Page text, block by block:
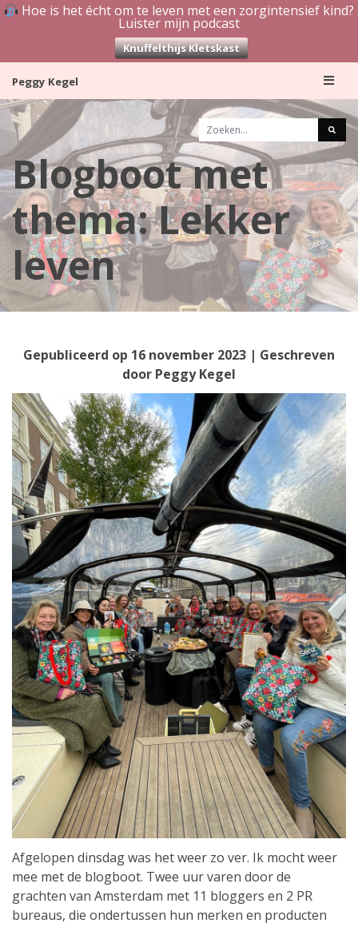
Hoe is het écht om te leven met een zorgintensief kind?
Luister mijn podcast
Knuffelthijs Kletskast
content
Peggy Kegel
Blogboot met
thema: Lekker
leven
Gepubliceerd op 16 november 2023 | Geschreven
door Peggy Kegel
Afgelopen dinsdag was het weer zo ver. Ik mocht weer
mee met de blogboot. Twee uur varen door de
grachten van Amsterdam met 11 bloggers en 2 PR
bureaus, die ondertussen hun merken en producten